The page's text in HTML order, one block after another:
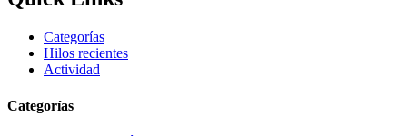
Categorías
Hilos recientes
Actividad
Categorías